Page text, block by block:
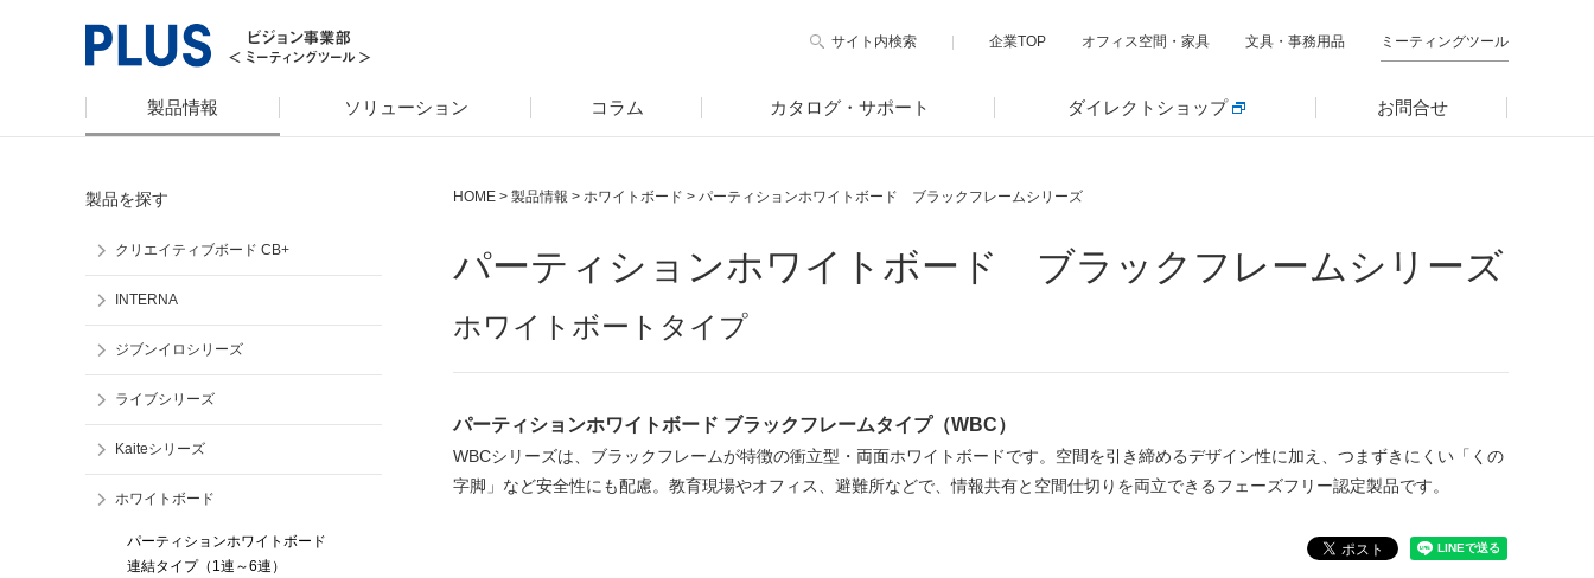
サイト内検索 企業TOP オフィス空間・家具 文具・事務用品 ミーティングツール
製品情報 ソリューション コラム カタログ・サポート ダイレクトショップ お問合せ
HOME > 製品情報 > ホワイトボード > パーティションホワイトボード ブラックフレームシリーズ
パーティションホワイトボード ブラックフレームシリーズ
ホワイトボートタイプ
パーティションホワイトボード ブラックフレームタイプ（WBC）
WBCシリーズは、ブラックフレームが特徴の衝立型・両面ホワイトボードです。空間を引き締めるデザイン性に加え、つまずきにくい「くの
字脚」など安全性にも配慮。教育現場やオフィス、避難所などで、情報共有と空間仕切りを両立できるフェーズフリー認定製品です。
製品を探す
クリエイティブボード CB+
INTERNA
ジブンイロシリーズ
ライブシリーズ
Kaiteシリーズ
ホワイトボード
パーティションホワイトボード
連結タイプ（1連～6連）